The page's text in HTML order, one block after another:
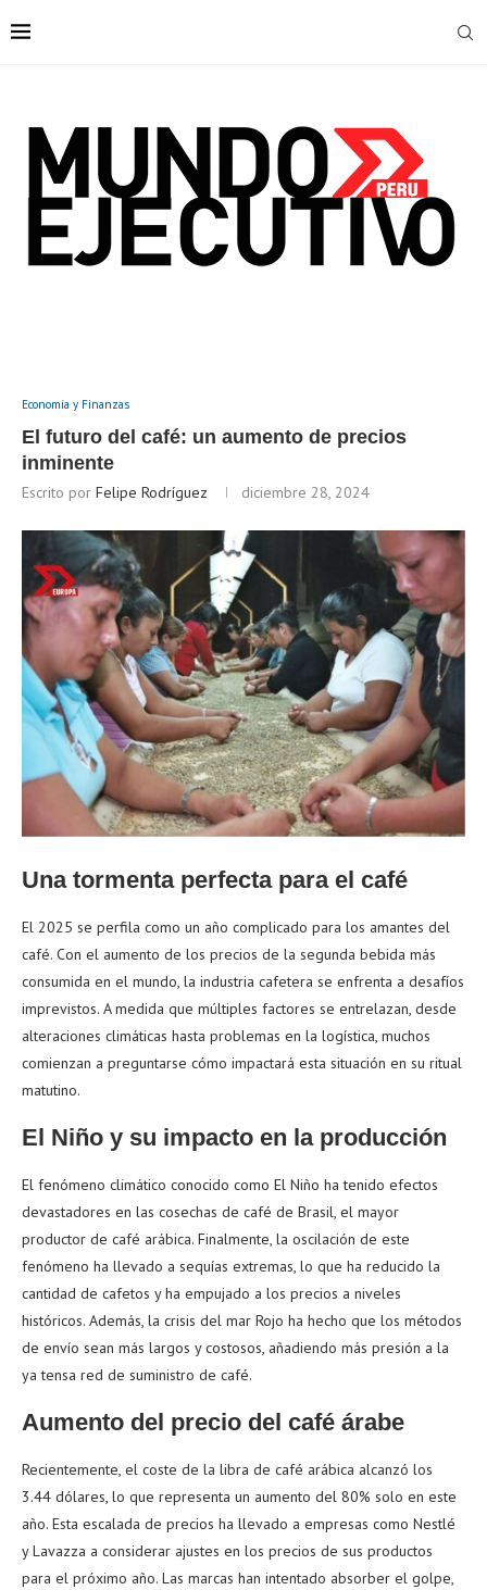
Economía y Finanzas
El futuro del café: un aumento de precios
inminente
Escrito por Felipe Rodríguez diciembre 28, 2024
Una tormenta perfecta para el café
El 2025 se perfila como un año complicado para los amantes del
café. Con el aumento de los precios de la segunda bebida más
consumida en el mundo, la industria cafetera se enfrenta a desafíos
imprevistos. A medida que múltiples factores se entrelazan, desde
alteraciones climáticas hasta problemas en la logística, muchos
comienzan a preguntarse cómo impactará esta situación en su ritual
matutino.
El Niño y su impacto en la producción
El fenómeno climático conocido como El Niño ha tenido efectos
devastadores en las cosechas de café de Brasil, el mayor
productor de café arábica. Finalmente, la oscilación de este
fenómeno ha llevado a sequías extremas, lo que ha reducido la
cantidad de cafetos y ha empujado a los precios a niveles
históricos. Además, la crisis del mar Rojo ha hecho que los métodos
de envío sean más largos y costosos, añadiendo más presión a la
ya tensa red de suministro de café.
Aumento del precio del café árabe
Recientemente, el coste de la libra de café arábica alcanzó los
3.44 dólares, lo que representa un aumento del 80% solo en este
año. Esta escalada de precios ha llevado a empresas como Nestlé
y Lavazza a considerar ajustes en los precios de sus productos
para el próximo año. Las marcas han intentado absorber el golpe,